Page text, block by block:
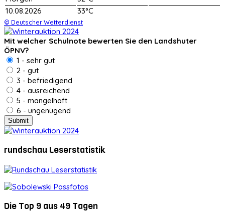
10.08.2026
33°C
© Deutscher Wetterdienst
Mit welcher Schulnote bewerten Sie den Landshuter
ÖPNV?
1 - sehr gut
2 - gut
3 - befriedigend
4 - ausreichend
5 - mangelhaft
6 - ungenügend
rundschau Leserstatistik
Die Top 9 aus 49 Tagen